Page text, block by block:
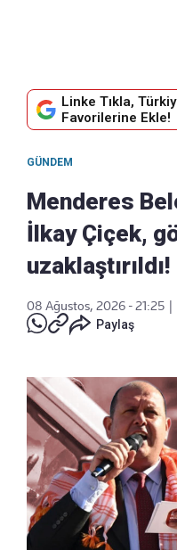
Linke Tıkla,
Favorilerine Ekle!
GÜNDEM
Menderes
İlkay Çiçek,
uzaklaştırıldı!
08 Ağustos, 2026 - 21:25
Paylaş